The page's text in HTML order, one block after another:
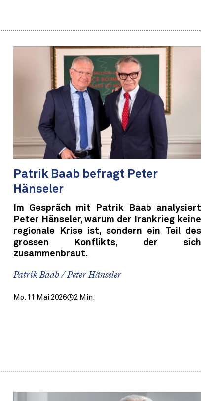
Patrik Baab befragt Peter
Hänseler
Im Gespräch mit Patrik Baab analysiert
Peter Hänseler, warum der Irankrieg keine
regionale Krise ist, sondern ein Teil des
grossen Konflikts, der sich
zusammenbraut.
Patrik Baab / Peter Hänseler
Mo. 11 Mai 2026 2 Min.